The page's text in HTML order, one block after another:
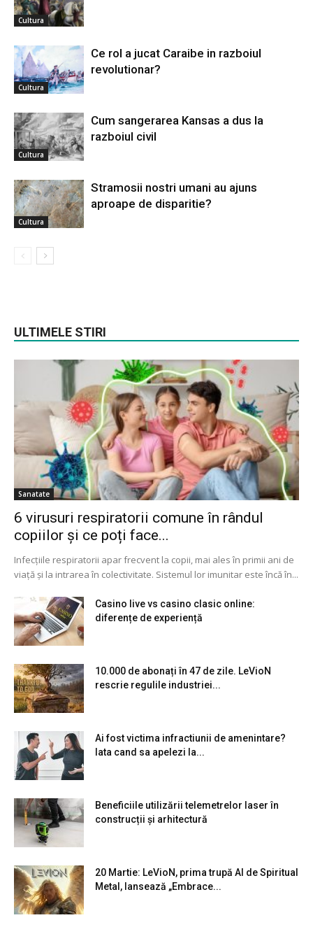
Cultura
Cultura
Ce rol a jucat Caraibe in razboiul
revolutionar?
Cultura
Cum sangerarea Kansas a dus la
razboiul civil
Cultura
Stramosii nostri umani au ajuns
aproape de disparitie?
ULTIMELE STIRI
Sanatate
6 virusuri respiratorii comune în rândul
copiilor și ce poți face...
Infecțiile respiratorii apar frecvent la copii, mai ales în primii ani de
viață și la intrarea în colectivitate. Sistemul lor imunitar este încă în...
Casino live vs casino clasic online:
diferențe de experiență
10.000 de abonați în 47 de zile. LeVioN
rescrie regulile industriei...
Ai fost victima infractiunii de amenintare?
Iata cand sa apelezi la...
Beneficiile utilizării telemetrelor laser în
construcții și arhitectură
20 Martie: LeVioN, prima trupă AI de Spiritual
Metal, lansează „Embrace...